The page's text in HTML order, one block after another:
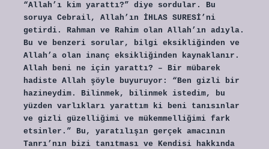
“Allah’ı kim yarattı?” diye sordular. Bu
soruya Cebrail, Allah’ın İHLAS SURESİ’ni
getirdi. Rahman ve Rahim olan Allah’ın adıyla.
Bu ve benzeri sorular, bilgi eksikliğinden ve
Allah’a olan inanç eksikliğinden kaynaklanır.
Allah beni ne için yarattı? – Bir mübarek
hadiste Allah şöyle buyuruyor: “Ben gizli bir
hazineydim. Bilinmek, bilinmek istedim, bu
yüzden varlıkları yarattım ki beni tanısınlar
ve gizli güzelliğimi ve mükemmelliğimi fark
etsinler.” Bu, yaratılışın gerçek amacının
Tanrı’nın bizi tanıtması ve Kendisi hakkında